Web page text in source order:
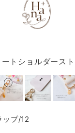
ートショルダース
ップ/12